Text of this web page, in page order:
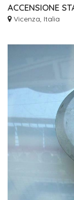
Vicenza, Italia